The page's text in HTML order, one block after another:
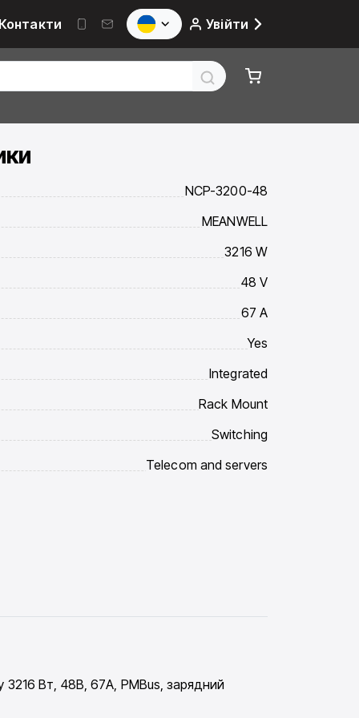
Контакти Увійти
NCP-3200-48
MEANWELL
3216 W
48 V
67 A
Yes
Integrated
Rack Mount
Switching
Telecom and servers
Вт, 48В, 67A, PMBus, зарядний